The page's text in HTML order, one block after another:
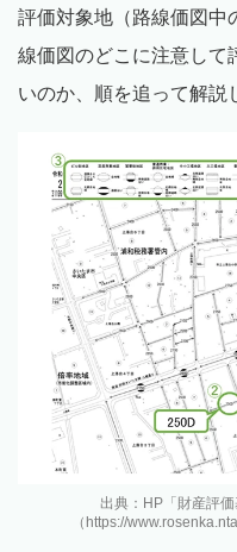
評価対象地（路線価図中
線価図のどこに注意して
いのか、順を追って解説
出典：HP「財産評価
（https://